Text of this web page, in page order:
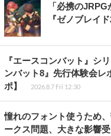
「必携の
『ゼノブレイ
『エースコンバット』シ
ンバット8』先行体験会レ
ポ】
2026.8.7 Fri 12:30
憧れのフォント使うため
ークス問題、大きな影響